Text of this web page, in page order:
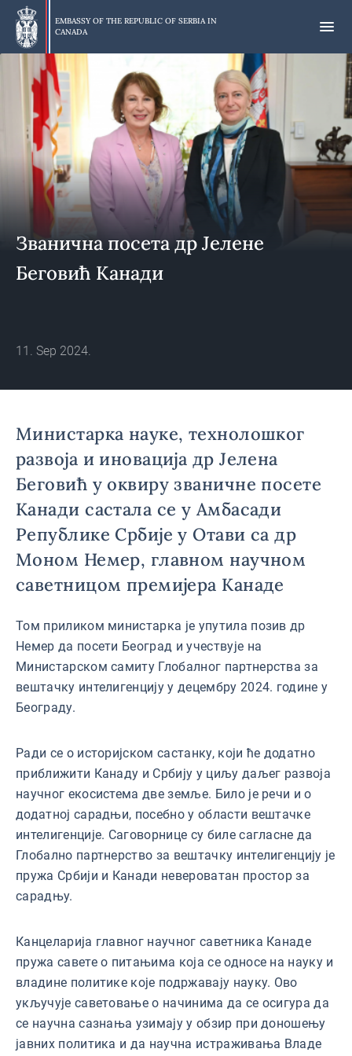
Skip
main
content
EMBASSY OF THE REPUBLIC OF SERBIA IN
CANADA
Званична посета др Јелене
Беговић Канади
11. Sep 2024.
Министарка науке, технолошког
развоја и иновација др Јелена
Беговић у оквиру званичне посете
Канади састала се у Амбасади
Републике Србије у Отави са др
Моном Немер, главном научном
саветницом премијера Канаде
Том приликом министарка је упутила позив др
Немер да посети Београд и учествује на
Министарском самиту Глобалног партнерства за
вештачку интелигенцију у децембру 2024. године у
Београду.
Ради се о историјском састанку, који ће додатно
приближити Канаду и Србију у циљу даљег развоја
научног екосистема две земље. Било је речи и о
додатној сарадњи, посебно у области вештачке
интелигенције. Саговорнице су биле сагласне да
Глобално партнерство за вештачку интелигенцију је
пружа Србији и Канади невероватан простор за
сарадњу.
Канцеларија главног научног саветника Канаде
пружа савете о питањима која се односе на науку и
владине политике које подржавају науку. Ово
укључује саветовање о начинима да се осигура да
се научна сазнања узимају у обзир при доношењу
јавних политика и да научна истраживања Владе